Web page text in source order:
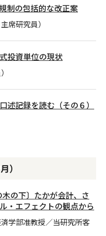
制の包括的な改正案
席研究員）
投資単位の現状
述記録を読む（その６）
）
木の下〕たかが会計、さ
・エフェクトの観点から
学部准教授／当研究所客